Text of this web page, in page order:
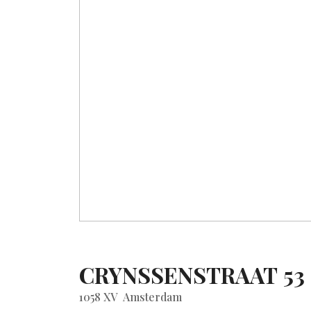
CRYNSSENSTRAAT 53
1058 XV Amsterdam